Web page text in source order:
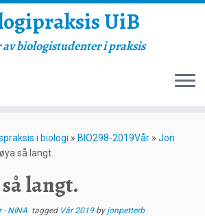
UiB
biologistudenter i praksis
i biologi » BIO298-2019Vår » Jon
så langt.
langt.
- NINA tagged Vår 2019 by jonpetterb